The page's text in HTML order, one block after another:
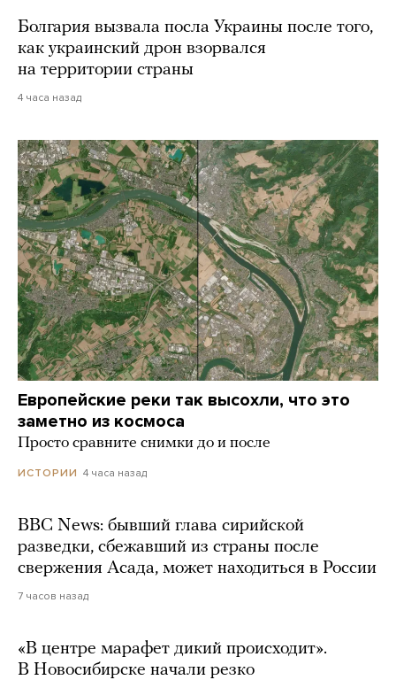
Болгария вызвала посла Украины после того,
как украинский дрон взорвался
на территории страны
4 часа назад
Европейские реки так высохли, что это
заметно из космоса
Просто сравните снимки до и после
ИСТОРИИ 4 часа назад
BBC News: бывший глава сирийской
разведки, сбежавший из страны после
свержения Асада, может находиться в России
7 часов назад
«В центре марафет дикий происходит».
В Новосибирске начали резко